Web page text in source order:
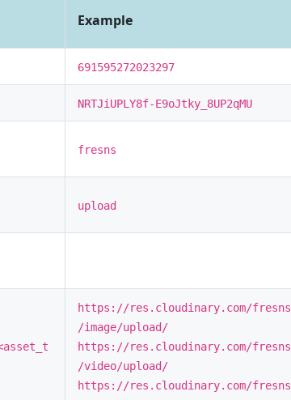
Example
691595272023297
NRTJiUPLY8f-E9oJtky_8UP2qMU
fresns
upload
https://res.cloudinary.com/fresns
/image/upload/
https://res.cloudinary.com/fresns
/video/upload/
https://res.cloudinary.com/fresns